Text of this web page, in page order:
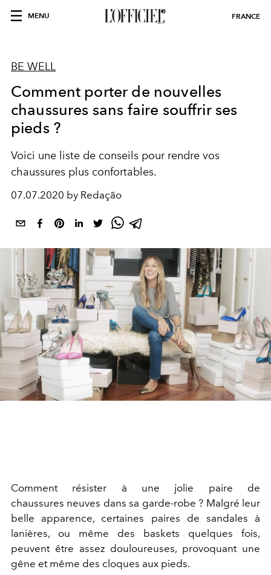
MENU FRANCE
BE WELL
Comment porter de nouvelles
chaussures sans faire souffrir ses
pieds ?
Voici une liste de conseils pour rendre vos
chaussures plus confortables.
07.07.2020 by Redação
Comment résister à une jolie paire de
chaussures neuves dans sa garde-robe ? Malgré leur
belle apparence, certaines paires de sandales à
lanières, ou même des baskets quelques fois,
peuvent être assez douloureuses, provoquant une
gêne et même des cloques aux pieds.